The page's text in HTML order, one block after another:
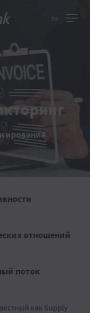
ru
отношений
поток
как Supply